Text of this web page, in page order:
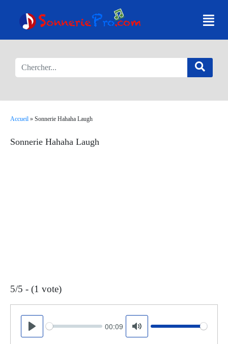
Accueil » Sonnerie Hahaha Laugh
Sonnerie Hahaha Laugh
5/5 - (1 vote)
Play
Seek 00:09
Mute
Volume